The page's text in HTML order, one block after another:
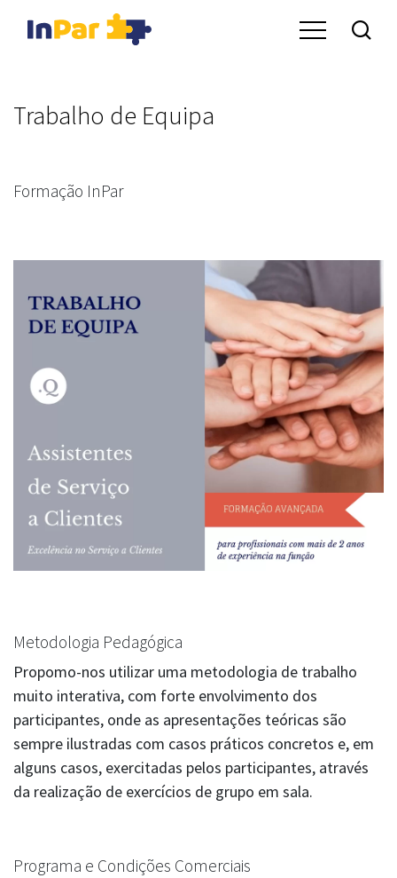
Trabalho de Equipa
Formação InPar
Metodologia Pedagógica
Propomo-nos utilizar uma metodologia de trabalho
muito interativa, com forte envolvimento dos
participantes, onde as apresentações teóricas são
sempre ilustradas com casos práticos concretos e, em
alguns casos, exercitadas pelos participantes, através
da realização de exercícios de grupo em sala.
Programa e Condições Comerciais